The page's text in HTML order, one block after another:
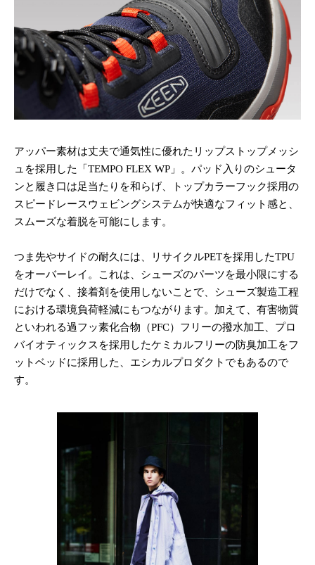
アッパー素材は丈夫で通気性に優れたリップストップメッシ
ュを採用した「TEMPO FLEX WP」。パッド入りのシュータ
ンと履き口は足当たりを和らげ、トップカラーフック採用の
スピードレースウェビングシステムが快適なフィット感と、
スムーズな着脱を可能にします。
つま先やサイドの耐久には、リサイクルPETを採用したTPU
をオーバーレイ。これは、シューズのパーツを最小限にする
だけでなく、接着剤を使用しないことで、シューズ製造工程
における環境負荷軽減にもつながります。加えて、有害物質
といわれる過フッ素化合物（PFC）フリーの撥水加工、プロ
バイオティックスを採用したケミカルフリーの防臭加工をフ
ットベッドに採用した、エシカルプロダクトでもあるので
す。